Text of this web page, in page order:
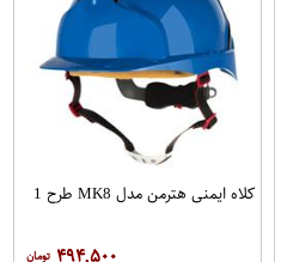
کلاه ایمنی هترمن مدل MK8 طرح 1
۴۹۴,۵۰۰